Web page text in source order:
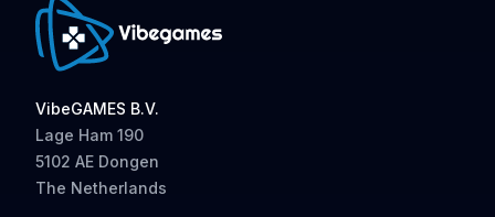
VibeGAMES B.V.
Lage Ham 190
5102 AE Dongen
The Netherlands